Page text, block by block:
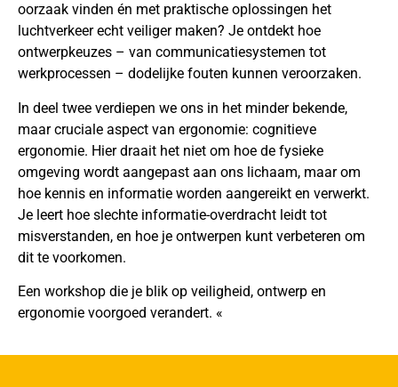
oorzaak vinden én met praktische oplossingen het
luchtverkeer echt veiliger maken? Je ontdekt hoe
ontwerpkeuzes – van communicatiesystemen tot
werkprocessen – dodelijke fouten kunnen veroorzaken.
In deel twee verdiepen we ons in het minder bekende,
maar cruciale aspect van ergonomie: cognitieve
ergonomie. Hier draait het niet om hoe de fysieke
omgeving wordt aangepast aan ons lichaam, maar om
hoe kennis en informatie worden aangereikt en verwerkt.
Je leert hoe slechte informatie-overdracht leidt tot
misverstanden, en hoe je ontwerpen kunt verbeteren om
dit te voorkomen.
Een workshop die je blik op veiligheid, ontwerp en
ergonomie voorgoed verandert. «